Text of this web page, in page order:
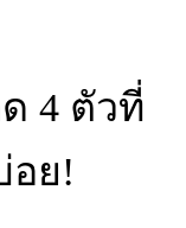
4 ตัวที่
อย!